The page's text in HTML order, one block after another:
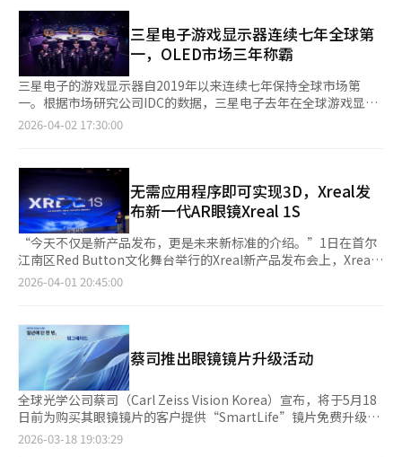
三星电子游戏显示器连续七年全球第
一，OLED市场三年称霸
三星电子的游戏显示器自2019年以来连续七年保持全球市场第
一。根据市场研究公司IDC的数据，三星电子去年在全球游戏显示
器市场的份额为18.9%。去年刷新率144赫兹以上的显示器出货量
位。同期，OLED显示器出货量达到234万台，同比增长约一倍。
三星电子上月9日在美国旧金山的GDC游戏开发者大会上推出了
2026年款的奥德赛游戏显示器。奥德赛 3D无需眼镜即可提供出色
的立体感，并计划在今年内将支持的游戏扩展到120款以上，包括
《地狱即我们》和《克罗诺斯：新黎明》。 全球电竞明星Faker表
示：“在反应速度至关重要的游戏中，显示器性能可能决定比赛结
果。三星电子的游戏显示器在速度、清晰度和画质上的技术创新，
使其成为享受游戏的最佳选择。”李宪，三星电子视频显示事业部
选择。我们将继续与全球游戏公司合作，提供最佳的游戏环
境。”※ 本报道经人工智能（AI）系统翻译与编辑。
2026-04-02 17:30:00
无需应用程序即可实现3D，Xreal发
布新一代AR眼镜Xreal 1S
“今天不仅是新产品发布，更是未来新标准的介绍。”1日在首尔
江南区Red Button文化舞台举行的Xreal新产品发布会上，Xreal
经理杨英华介绍了新产品“Xreal 1S”，并公布了今年的主要业务
推出商用AR眼镜。当天，Xreal正式宣布在韩国推出新产
品“Xreal 1S”。Xreal 1S的最大特点是将原本由外部设备处理的
核心功能集成到自主开发的专用芯片“X1芯片”中，无需安装额外
应用程序即可使用主要功能，提高了用户便利性。此外，应用
了“原生3DoF”功能，即使用户移动头部，屏幕也能保持在空间
中的固定位置。支持120Hz刷新率和3ms超低延迟性能，并具备将
2D视频实时转换为3D的功能。内置的X1芯片分析2D视频，无需额
外内容即可即时转换为3D视频。实际测试中，只需长按设备按钮
2026-04-01 20:45:00
蔡司推出眼镜镜片升级活动
全球光学公司蔡司（Carl Zeiss Vision Korea）宣布，将于5月18
日前为购买其眼镜镜片的客户提供“SmartLife”镜片免费升级活
动。该活动是蔡司每年3月推出的主要促销活动，旨在让更多消费
2026-03-18 19:03:29